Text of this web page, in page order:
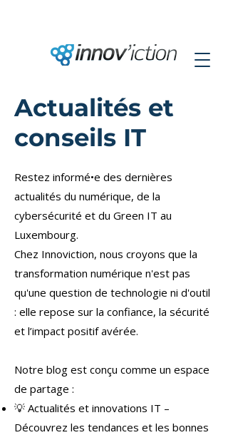
Actualités et
conseils IT
Restez informé•e des dernières
actualités du numérique, de la
cybersécurité et du Green IT au
Luxembourg.
Chez Innoviction, nous croyons que la
transformation numérique n'est pas
qu'une question de technologie ni d'outil
: elle repose sur la confiance, la sécurité
et l’impact positif avérée.
Notre blog est conçu comme un espace
de partage :
💡 Actualités et innovations IT –
Découvrez les tendances et les bonnes